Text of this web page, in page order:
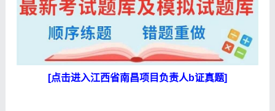
[点击进入江西省南昌项目负责人b证真题]